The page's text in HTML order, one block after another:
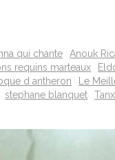
qui chante Anouk
requins marteaux
d antheron Le
stephane blanquet Tanx